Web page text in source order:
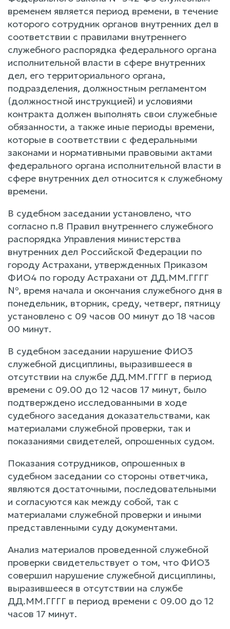
временем является период времени, в течение
которого сотрудник органов внутренних дел в
соответствии с правилами внутреннего
служебного распорядка федерального органа
исполнительной власти в сфере внутренних
дел, его территориального органа,
подразделения, должностным регламентом
(должностной инструкцией) и условиями
контракта должен выполнять свои служебные
обязанности, а также иные периоды времени,
которые в соответствии с федеральными
законами и нормативными правовыми актами
федерального органа исполнительной власти в
сфере внутренних дел относится к служебному
времени.
В судебном заседании установлено, что
согласно п.8 Правил внутреннего служебного
распорядка Управления министерства
внутренних дел Российской Федерации по
городу Астрахани, утвержденных Приказом
ФИО4 по городу Астрахани от ДД.ММ.ГГГГ
№, время начала и окончания служебного дня в
понедельник, вторник, среду, четверг, пятницу
установлено с 09 часов 00 минут до 18 часов
00 минут.
В судебном заседании нарушение ФИО3
служебной дисциплины, выразившееся в
отсутствии на службе ДД.ММ.ГГГГ в период
времени с 09.00 до 12 часов 17 минут, было
подтверждено исследованными в ходе
судебного заседания доказательствами, как
материалами служебной проверки, так и
показаниями свидетелей, опрошенных судом.
Показания сотрудников, опрошенных в
судебном заседании со стороны ответчика,
являются достаточными, последовательными
и согласуются как между собой, так с
материалами служебной проверки и иными
представленными суду документами.
Анализ материалов проведенной служебной
проверки свидетельствует о том, что ФИО3
совершил нарушение служебной дисциплины,
выразившееся в отсутствии на службе
ДД.ММ.ГГГГ в период времени с 09.00 до 12
часов 17 минут.